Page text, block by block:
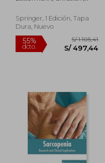
55%
dcto. S/ 497,44
Diagnosis, Treatment
Inglés)
Nakamura, Norimasa
Springer, 1 Edición, Tapa
Dura, Nuevo